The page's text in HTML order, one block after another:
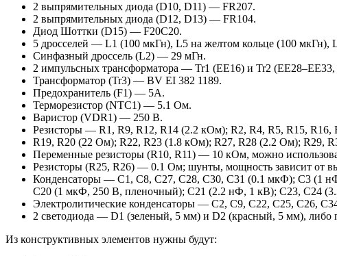
2 выпрямительных диода (D10, D11) — FR207.
2 выпрямительных диода (D12, D13) — FR104.
Диод Шоттки (D15) — F20C20.
5 дросселей — L1 (100 мкГн), L5 на желтом кольце (100 мкГн),
Синфазный дроссель (L2) — 29 мГн.
2 импульсных трансформатора — Tr1 (EE16) и Tr2 (EE28–EE33,
Трансформатор (Tr3) — BV EI 382 1189.
Предохранитель (F1) — 5А.
Терморезистор (NTC1) — 5.1 Ом.
Варистор (VDR1) — 250 В.
Резисторы — R1, R9, R12, R14 (2.2 кОм); R2, R4, R5, R15,
R19, R20 (22 Ом); R22, R23 (1.8 кОм); R27, R28 (2.2 Ом); R29,
Переменные резисторы (R10, R11) — 10 кОм, можно
Резисторы (R25, R26) — 0.1 Ом; шунты, мощность зависит от
Конденсаторы — C1, C8, C27, C28, C30, C31 (0.1 мкФ); C3 (1
C20 (1 мкФ, 250 В, пленочный); C21 (2.2 нФ, 1 кВ); C23, C24
Электролитические конденсаторы — C2, C9, C22, C25, C26,
2 светодиода — D1 (зеленый, 5 мм) и D2 (красный, 5 мм), либо
Из конструктивных элементов нужны будут: